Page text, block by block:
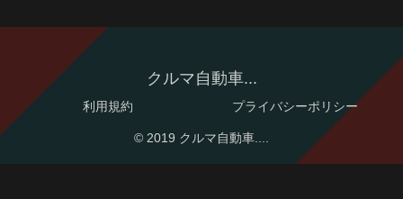
クルマ自動車...
利用規約 プライバシーポリシー
© 2019 クルマ自動車....